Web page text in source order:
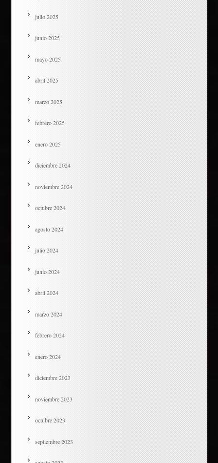
julio 2025
junio 2025
mayo 2025
abril 2025
marzo 2025
febrero 2025
enero 2025
diciembre 2024
noviembre 2024
octubre 2024
agosto 2024
julio 2024
junio 2024
abril 2024
marzo 2024
febrero 2024
enero 2024
diciembre 2023
noviembre 2023
octubre 2023
septiembre 2023